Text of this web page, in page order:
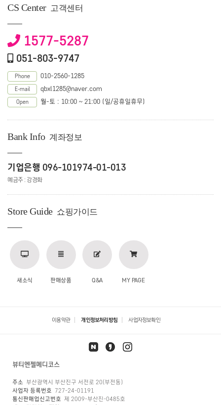
CS Center 고객센터
1577-5287
051-803-9747
Phone 010-2560-1285
E-mail qbxl1285@naver.com
Open 월-토 : 10:00 ~ 21:00 (일/공휴일휴무)
Bank Info 계좌정보
기업은행 096-101974-01-013
예금주 : 강경화
Store Guide 쇼핑가이드
새소식 판매상품 Q&A MY PAGE
이용약관 개인정보처리방침 사업자정보확인
뷰티엔젤메디코스
주소
부산광역시 부산진구 서전로 20(부전동)
사업자 등록번호 727-24-01191
통신판매업신고번호 제 2009-부산진-0485호